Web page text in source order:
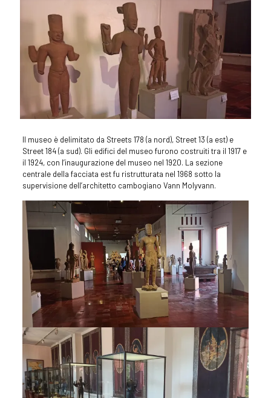
Il museo è delimitato da Streets 178 (a nord), Street 13 (a est) e
Street 184 (a sud). Gli edifici del museo furono costruiti tra il 1917 e
il 1924, con l’inaugurazione del museo nel 1920. La sezione
centrale della facciata est fu ristrutturata nel 1968 sotto la
supervisione dell’architetto cambogiano Vann Molyvann.